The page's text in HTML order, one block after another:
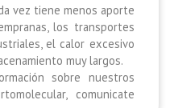
vez tiene menos aporte
los transportes
el calor excesivo
muy largos.
sobre nuestros
comunicate